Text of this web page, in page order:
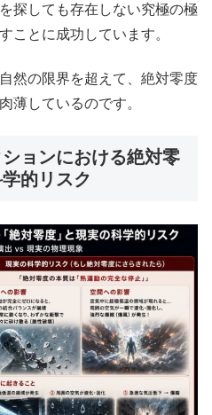
探しても存在しない究極の極
ことに成功しています。
然の限界を超えて、絶対零度
薄しているのです。
ョンにおける絶対零
的リスク